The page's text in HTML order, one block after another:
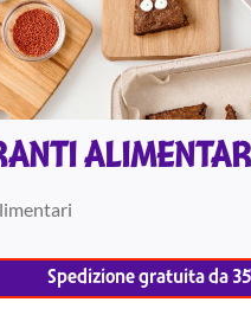
Spedizione gratuita da